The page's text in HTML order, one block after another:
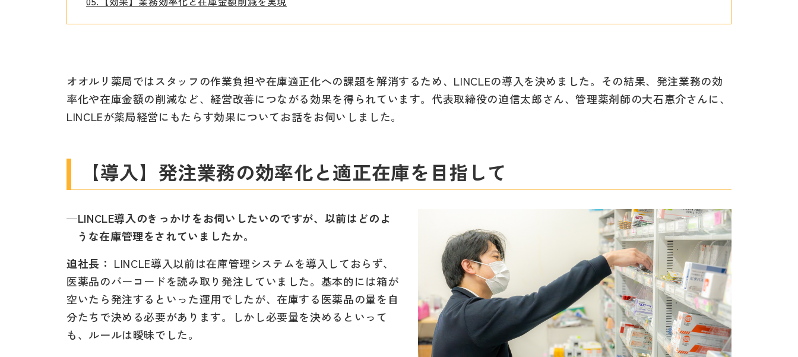
オオルリ薬局ではスタッフの作業負担や在庫適正化への課題を解消するため、LINCLEの導入を決めました。その結果、発注業務の効
率化や在庫金額の削減など、経営改善につながる効果を得られています。代表取締役の迫信太郎さん、管理薬剤師の大石惠介さんに、
LINCLEが薬局経営にもたらす効果についてお話をお伺いしました。
【導入】発注業務の効率化と適正在庫を目指して
─LINCLE導入のきっかけをお伺いしたいのですが、以前はどのよ
うな在庫管理をされていましたか。
迫社長： LINCLE導入以前は在庫管理システムを導入しておらず、
医薬品のバーコードを読み取り発注していました。基本的には箱が
空いたら発注するといった運用でしたが、在庫する医薬品の量を自
分たちで決める必要があります。しかし必要量を決めるといって
も、ルールは曖昧でした。